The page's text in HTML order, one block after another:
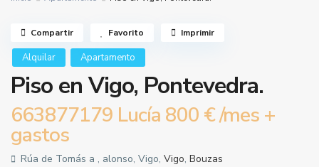
Alquilar Apartamento
Piso en Vigo, Pontevedra.
663877179 Lucía 800 €/mes +
gastos
Rúa de Tomás a , alonso, Vigo, Vigo, Bouzas
Compartir Favorito Imprimir